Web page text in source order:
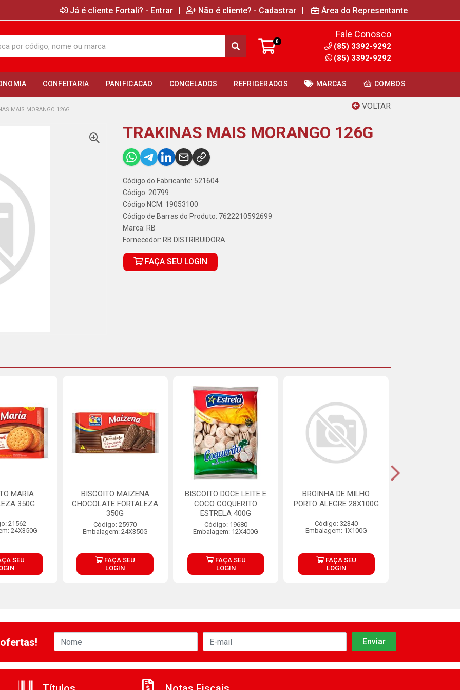
Já é cliente Fortali? - Entrar | Não é cliente? - Cadastrar | Área do Representante
0
Fale Conosco
(85) 3392-9292
(85) 3392-9292
CONFEITARIA PANIFICACAO CONGELADOS REFRIGERADOS MARCAS COMBOS
VOLTAR
MAIS MORANGO 126G
TRAKINAS MAIS MORANGO 126G
Código do Fabricante: 521604
Código: 20799
Código NCM: 19053100
Código de Barras do Produto: 7622210592699
Marca: RB
Fornecedor: RB DISTRIBUIDORA
FAÇA SEU LOGIN
MARIA
350G
21562
24X350G
SEU
BISCOITO MAIZENA
CHOCOLATE FORTALEZA
350G
Código: 25970
Embalagem: 24X350G
FAÇA SEU
LOGIN
BISCOITO DOCE LEITE E
COCO COQUERITO
ESTRELA 400G
Código: 19680
Embalagem: 12X400G
FAÇA SEU
LOGIN
BROINHA DE MILHO
PORTO ALEGRE 28X100G
Código: 32340
Embalagem: 1X100G
FAÇA SEU
LOGIN